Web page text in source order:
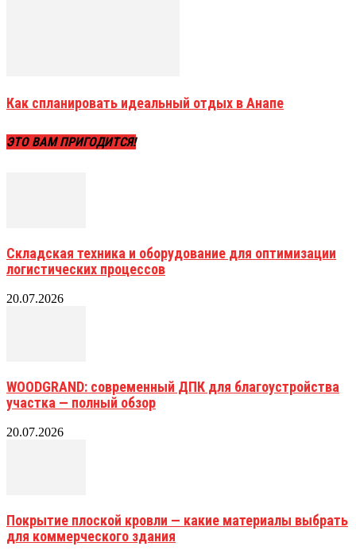
Как спланировать идеальный отдых в Анапе
ЭТО ВАМ ПРИГОДИТСЯ!
Складская техника и оборудование для оптимизации
логистических процессов
20.07.2026
WOODGRAND: современный ДПК для благоустройства
участка — полный обзор
20.07.2026
Покрытие плоской кровли — какие материалы выбрать
для коммерческого здания